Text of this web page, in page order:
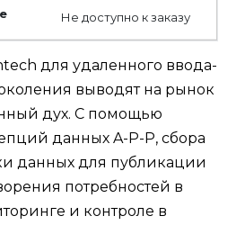
Не доступно к заказу
для удаленного ввода-
выводят на рынок
дух. С помощью
данных A-P-P, сбора
данных для публикации
потребностей в
и контроле в